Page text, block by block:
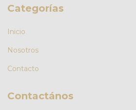
Categorías
Inicio
Nosotros
Contacto
Contactános